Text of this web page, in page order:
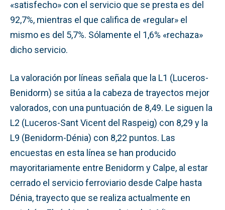
«satisfecho» con el servicio que se presta es del
92,7%, mientras el que califica de «regular» el
mismo es del 5,7%. Sólamente el 1,6% «rechaza»
dicho servicio.
La valoración por líneas señala que la L1 (Luceros-
Benidorm) se sitúa a la cabeza de trayectos mejor
valorados, con una puntuación de 8,49. Le siguen la
L2 (Luceros-Sant Vicent del Raspeig) con 8,29 y la
L9 (Benidorm-Dénia) con 8,22 puntos. Las
encuestas en esta línea se han producido
mayoritariamente entre Benidorm y Calpe, al estar
cerrado el servicio ferroviario desde Calpe hasta
Dénia, trayecto que se realiza actualmente en